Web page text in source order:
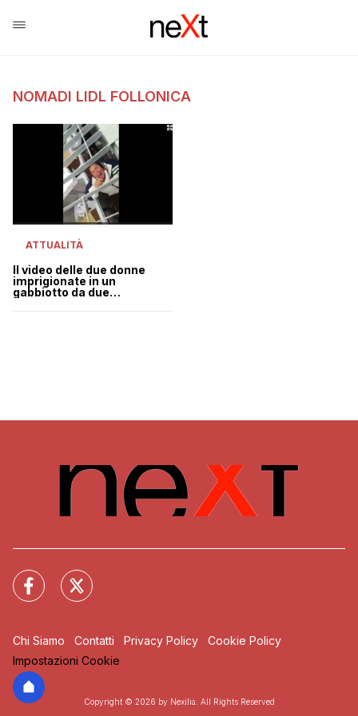
NOMADI LIDL FOLLONICA
ATTUALITÀ
Il video delle due donne
imprigionate in un
gabbiotto da due
Chi Siamo Contatti Privacy Policy
Cookie Policy
Impostazioni Cookie
Copyright © 2026 by Nexilia. All Rights Reserved